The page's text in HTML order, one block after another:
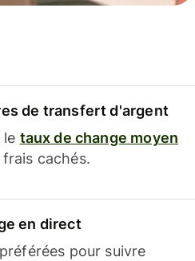
de transfert d'argent
le taux de change moyen
frais cachés.
en direct
pour suivre